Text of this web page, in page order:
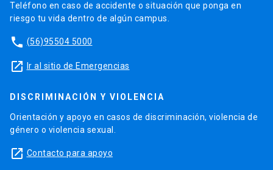
Teléfono en caso de accidente o situación que ponga en
riesgo tu vida dentro de algún campus.
phone (56)95504 5000
launch Ir al sitio de Emergencias
DISCRIMINACIÓN Y VIOLENCIA
Orientación y apoyo en casos de discriminación, violencia de
género o violencia sexual.
launch Contacto para apoyo